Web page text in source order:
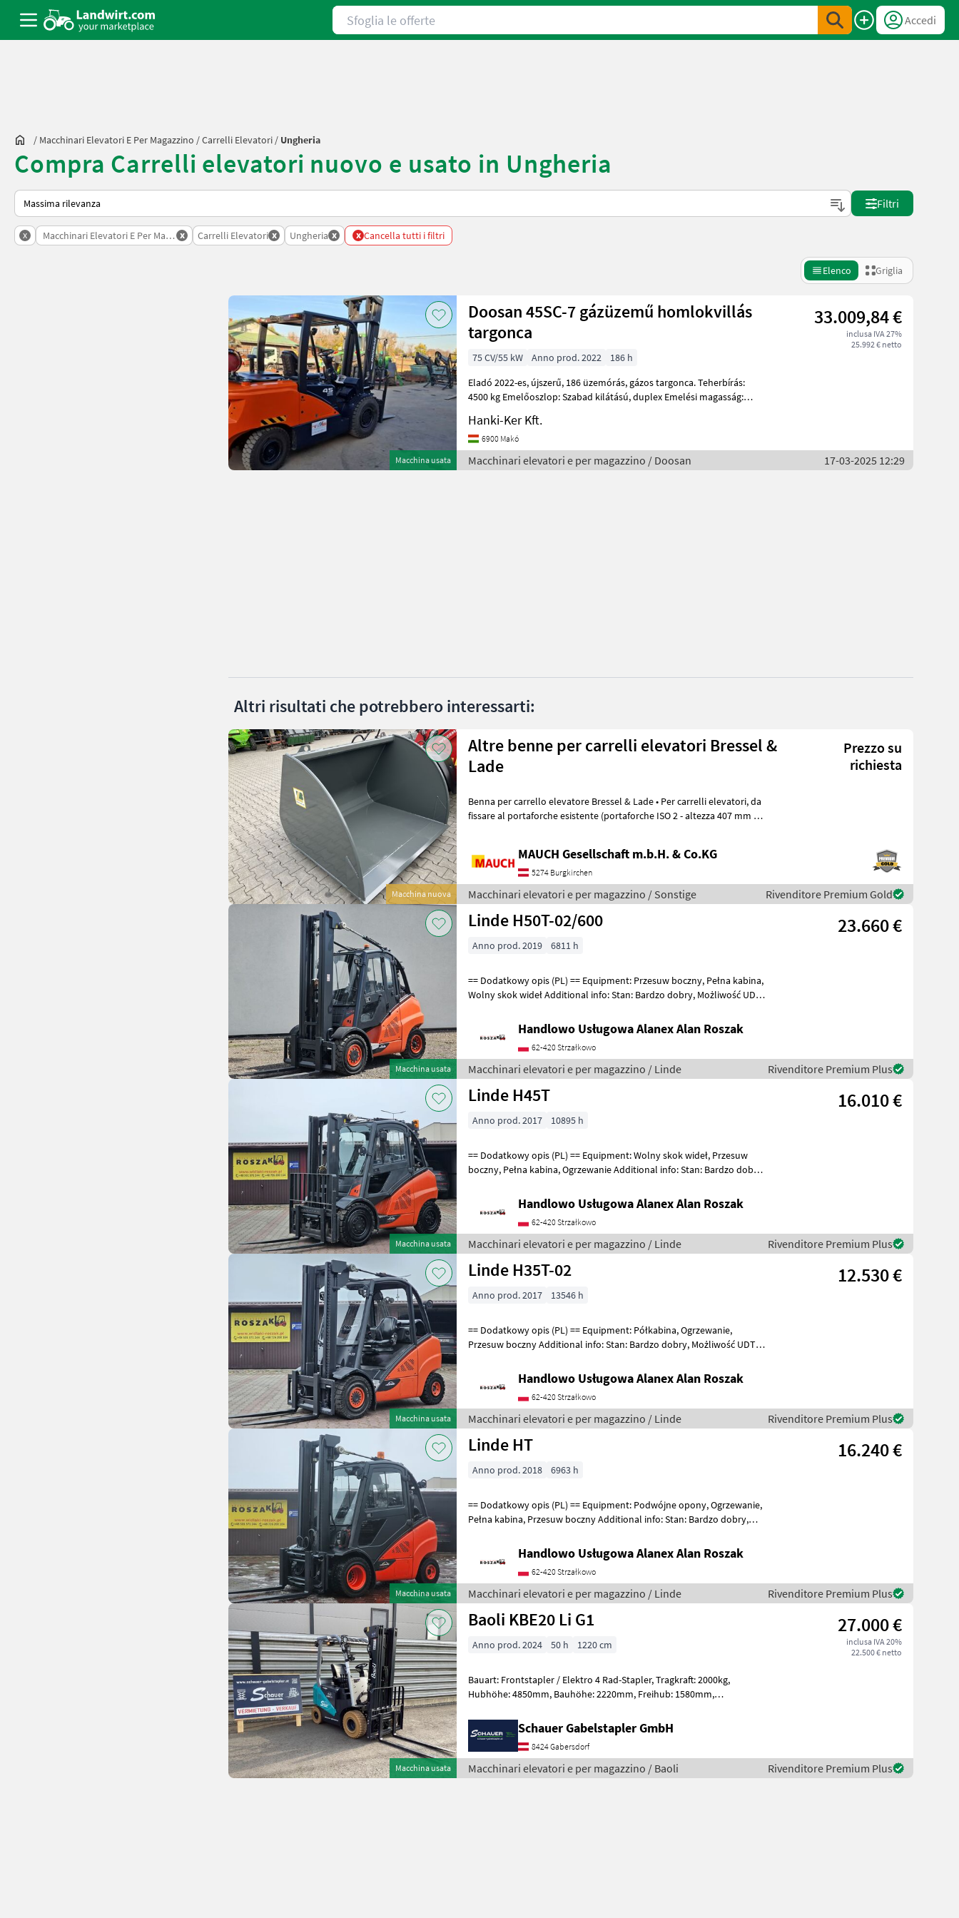
Sfoglia le offerte
Accedi
/ Macchinari Elevatori E Per Magazzino /Carrelli Elevatori / Ungheria
Compra Carrelli elevatori nuovo e usato in Ungheria
Ecco come viene ordinato su Landwirt.com
Filtri
x Macchinari Elevatori E Per Magazzino
x Carrelli Elevatori x Ungheria x x Cancella tutti i filtri
Elenco Griglia
Macchina usata
Doosan 45SC-7 gázüzemű homlokvillás
targonca
33.009,84 €
inclusa IVA 27%
25.992 € netto
75 CV/55 kW Anno prod. 2022
186 h
Eladó 2022-es, újszerű, 186 üzemórás, gázos targonca. Teherbírás:
4500 kg Emelőoszlop: Szabad kilátású, duplex Emelési magasság:
Hanki-Ker Kft.
6900 Makó
Macchinari elevatori e per magazzino / Doosan 17-03-2025 12:29
Altri risultati che potrebbero interessarti:
Macchina nuova
Altre benne per carrelli elevatori Bressel &
Lade
Prezzo su
richiesta
Benna per carrello elevatore Bressel & Lade • Per carrelli elevatori, da
fissare al portaforche esistente (portaforche ISO 2 - altezza 407 mm o
MAUCH Gesellschaft m.b.H. & Co.KG
5274 Burgkirchen
Macchinari elevatori e per magazzino / Sonstige Rivenditore Premium Gold
Macchina usata
Linde H50T-02/600 23.660 €
Anno prod. 2019 6811 h
== Dodatkowy opis (PL) == Equipment: Przesuw boczny, Pełna kabina,
Wolny skok wideł Additional info: Stan: Bardzo dobry, Możliwość UDT
Handlowo Usługowa Alanex Alan Roszak
62-420 Strzałkowo
Macchinari elevatori e per magazzino / Linde Rivenditore Premium Plus
Macchina usata
Linde H45T 16.010 €
Anno prod. 2017 10895 h
== Dodatkowy opis (PL) == Equipment: Wolny skok wideł, Przesuw
boczny, Pełna kabina, Ogrzewanie Additional info: Stan: Bardzo dobry,
Handlowo Usługowa Alanex Alan Roszak
62-420 Strzałkowo
Macchinari elevatori e per magazzino / Linde Rivenditore Premium Plus
Macchina usata
Linde H35T-02 12.530 €
Anno prod. 2017 13546 h
== Dodatkowy opis (PL) == Equipment: Półkabina, Ogrzewanie,
Przesuw boczny Additional info: Stan: Bardzo dobry, Możliwość UDT
Handlowo Usługowa Alanex Alan Roszak
62-420 Strzałkowo
Macchinari elevatori e per magazzino / Linde Rivenditore Premium Plus
Macchina usata
Linde HT 16.240 €
Anno prod. 2018 6963 h
== Dodatkowy opis (PL) == Equipment: Podwójne opony, Ogrzewanie,
Pełna kabina, Przesuw boczny Additional info: Stan: Bardzo dobry,
Handlowo Usługowa Alanex Alan Roszak
62-420 Strzałkowo
Macchinari elevatori e per magazzino / Linde Rivenditore Premium Plus
Macchina usata
Baoli KBE20 Li G1 27.000 €
inclusa IVA 20%
22.500 € netto
Anno prod. 2024 50 h 1220 cm
Bauart: Frontstapler / Elektro 4 Rad-Stapler, Tragkraft: 2000kg,
Hubhöhe: 4850mm, Bauhöhe: 2220mm, Freihub: 1580mm,
Schauer Gabelstapler GmbH
8424 Gabersdorf
Macchinari elevatori e per magazzino / Baoli Rivenditore Premium Plus